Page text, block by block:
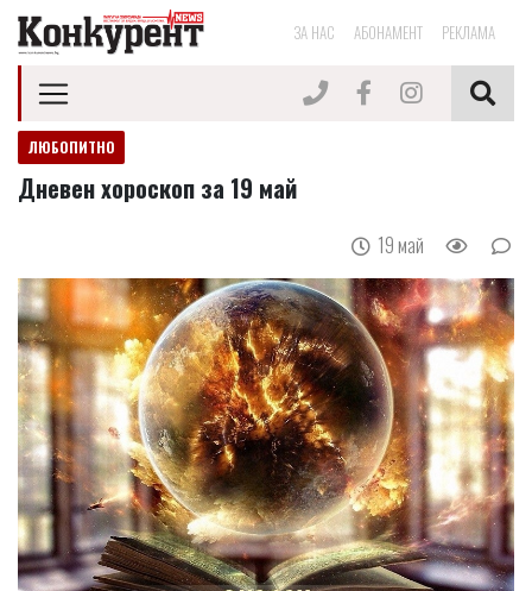
ЗА НАС АБОНАМЕНТ РЕКЛАМА
ЛЮБОПИТНО
Дневен хороскоп за 19 май
19 май